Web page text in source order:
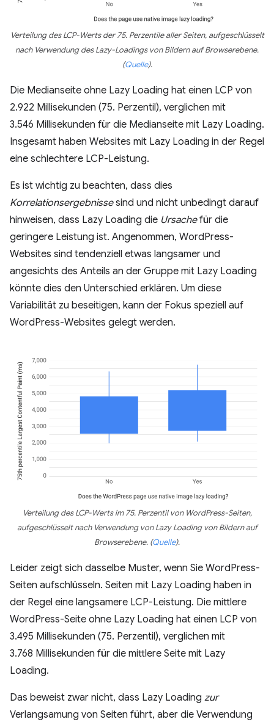
Verteilung des LCP-Werts der 75. Perzentile aller Seiten, aufgeschlüsselt
nach Verwendung des Lazy-Loadings von Bildern auf Browserebene.
(Quelle).
Die Medianseite ohne Lazy Loading hat einen LCP von
2.922 Millisekunden (75. Perzentil), verglichen mit
3.546 Millisekunden für die Medianseite mit Lazy Loading.
Insgesamt haben Websites mit Lazy Loading in der Regel
eine schlechtere LCP-Leistung.
Es ist wichtig zu beachten, dass dies
Korrelationsergebnissesind und nicht unbedingt darauf
hinweisen, dass Lazy Loading die Ursachefür die
geringere Leistung ist. Angenommen, WordPress-
Websites sind tendenziell etwas langsamer und
angesichts des Anteils an der Gruppe mit Lazy Loading
könnte dies den Unterschied erklären. Um diese
Variabilität zu beseitigen, kann der Fokus speziell auf
WordPress-Websites gelegt werden.
Verteilung des LCP-Werts im 75. Perzentil von WordPress-Seiten,
aufgeschlüsselt nach Verwendung von Lazy Loading von Bildern auf
Browserebene. (Quelle).
Leider zeigt sich dasselbe Muster, wenn Sie WordPress-
Seiten aufschlüsseln. Seiten mit Lazy Loading haben in
der Regel eine langsamere LCP-Leistung. Die mittlere
WordPress-Seite ohne Lazy Loading hat einen LCP von
3.495 Millisekunden (75. Perzentil), verglichen mit
3.768 Millisekunden für die mittlere Seite mit Lazy
Loading.
Das beweist zwar nicht, dass Lazy Loading zur
Verlangsamung von Seiten führt, aber die Verwendung